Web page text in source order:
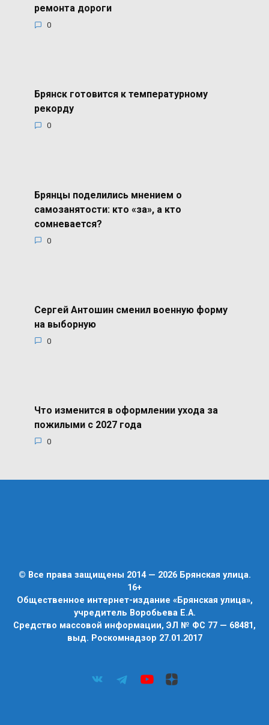
ремонта дороги
0
Брянск готовится к температурному
рекорду
0
Брянцы поделились мнением о
самозанятости: кто «за», а кто
сомневается?
0
Сергей Антошин сменил военную форму
на выборную
0
Что изменится в оформлении ухода за
пожилыми с 2027 года
0
© Все права защищены 2014 — 2026 Брянская улица.
16+
Общественное интернет-издание «Брянская улица»,
учредитель Воробьева Е.А.
Средство массовой информации, ЭЛ № ФС 77 — 68481,
выд. Роскомнадзор 27.01.2017